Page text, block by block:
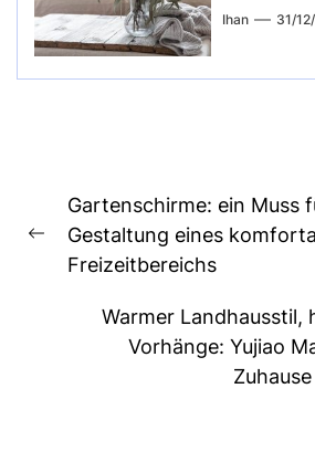
Ihan 31/
Previous
post:
Gartenschirme: ein Muss
Gestaltung eines
Freizeitbereichs
Warmer Landhausstil,
Vorhänge: Yujiao